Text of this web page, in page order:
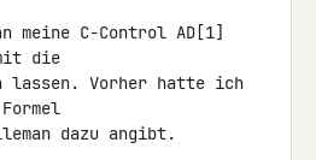
meine C-Control AD[1]
die
lassen. Vorher hatte ich
dazu angibt.